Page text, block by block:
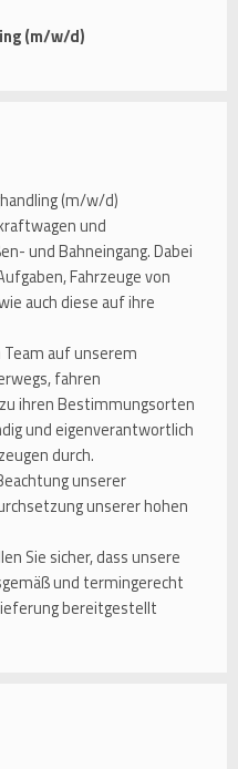
(m/w/d)
(m/w/d)
und
und Bahneingang. Dabei
Fahrzeuge von
auch diese auf ihre
Team auf unserem
fahren
ihren Bestimmungsorten
und eigenverantwortlich
durch.
unserer
unserer hohen
Sie sicher, dass unsere
und termingerecht
bereitgestellt